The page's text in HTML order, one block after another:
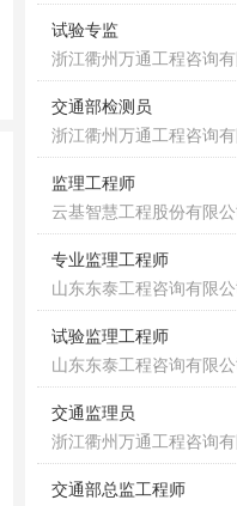
试验专监
浙江衢州万通工程咨询有
交通部检测员
浙江衢州万通工程咨询有
监理工程师
专业监理工程师
山东东泰工程咨询有限公
试验监理工程师
山东东泰工程咨询有限公
交通监理员
浙江衢州万通工程咨询有
交通部总监工程师